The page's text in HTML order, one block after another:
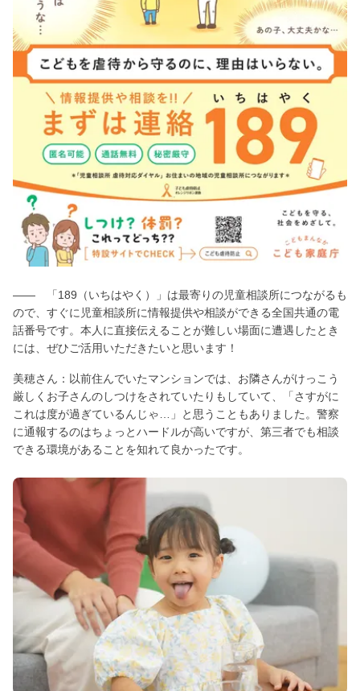
―― 「189（いちはやく）」は最寄りの児童相談所につながるも
ので、すぐに児童相談所に情報提供や相談ができる全国共通の電
話番号です。本人に直接伝えることが難しい場面に遭遇したとき
には、ぜひご活用いただきたいと思います！
美穂さん：以前住んでいたマンションでは、お隣さんがけっこう
厳しくお子さんのしつけをされていたりもしていて、「さすがに
これは度が過ぎているんじゃ…」と思うこともありました。警察
に通報するのはちょっとハードルが高いですが、第三者でも相談
できる環境があることを知れて良かったです。